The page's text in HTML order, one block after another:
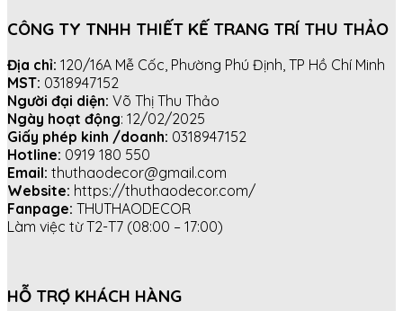
CÔNG TY TNHH THIẾT KẾ TRANG TRÍ THU THẢO
Địa chỉ: 120/16A Mễ Cốc, Phường Phú Định, TP Hồ Chí Minh
MST: 0318947152
Người đại diện: Võ Thị Thu Thảo
Ngày hoạt động: 12/02/2025
Giấy phép kinh /doanh: 0318947152
Hotline: 0919 180 550
Email: thuthaodecor@gmail.com
Website: https://thuthaodecor.com/
Fanpage: THUTHAODECOR
Làm việc từ T2-T7 (08:00 – 17:00)
HỖ TRỢ KHÁCH HÀNG